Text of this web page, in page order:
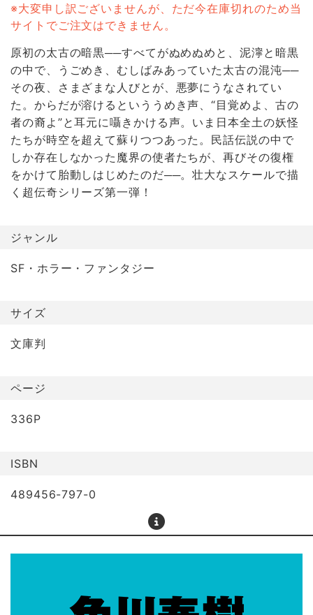
※大変申し訳ございませんが、ただ今在庫切れのため当
サイトでご注文はできません。
原初の太古の暗黒──すべてがぬめぬめと、泥濘と暗黒
の中で、うごめき、むしばみあっていた太古の混沌──
その夜、さまざまな人びとが、悪夢にうなされてい
た。からだが溶けるといううめき声、“目覚めよ、古の
者の裔よ”と耳元に囁きかける声。いま日本全土の妖怪
たちが時空を超えて蘇りつつあった。民話伝説の中で
しか存在しなかった魔界の使者たちが、再びその復権
をかけて胎動しはじめたのだ──。壮大なスケールで描
く超伝奇シリーズ第一弾！
ジャンル
SF・ホラー・ファンタジー
サイズ
文庫判
ページ
336P
ISBN
489456-797-0